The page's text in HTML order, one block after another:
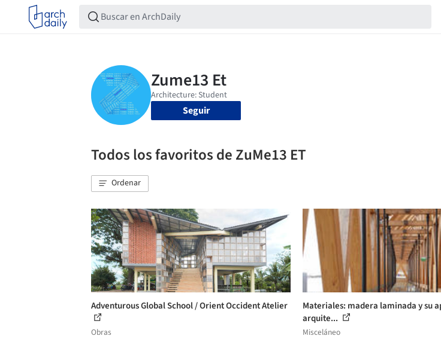
Seguir
Todos los favoritos de ZuMe13 ET
Ordenar
Adventurous Global School / Orient Occident Atelier
Obras
Materiales: madera laminada y su
arquite...
Misceláneo